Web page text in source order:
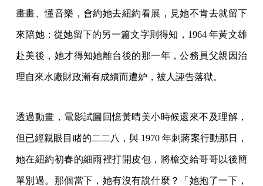
畫畫、懂音樂，會約她去紐約看展，見她不肯去就留下
來陪她；從她留下的另一篇文字則得知，1964 年黃文雄
赴美後，她才得知她離台後的那一年，公務員父親因治
理自來水廠財政漸有成績而遭妒，被人誣告落獄。
透過動畫，電影試圖回憶黃晴美小時候還來不及理解，
但已經親眼目睹的二二八，與 1970 年刺蔣案行動那日，
她在紐約初春的細雨裡打開皮包，將槍交給哥哥以後簡
單別過。那個當下，她有沒有說什麼？「她抱了一下，